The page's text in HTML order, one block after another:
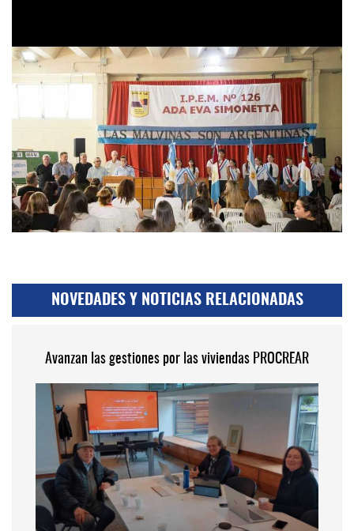
NOVEDADES Y NOTICIAS RELACIONADAS
Avanzan las gestiones por las viviendas PROCREAR